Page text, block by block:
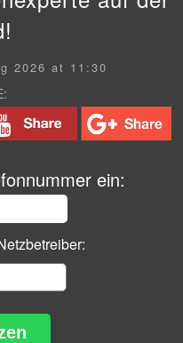
2026 at 11:30
ein: